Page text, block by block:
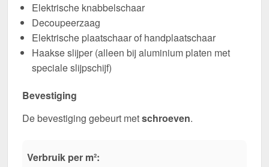
Elektrische knabbelschaar
Decoupeerzaag
Elektrische plaatschaar of handplaatschaar
Haakse slijper (alleen bij aluminium platen met
speciale slijpschijf)
Bevestiging
De bevestiging gebeurt metschroeven.
Verbruik per m²: